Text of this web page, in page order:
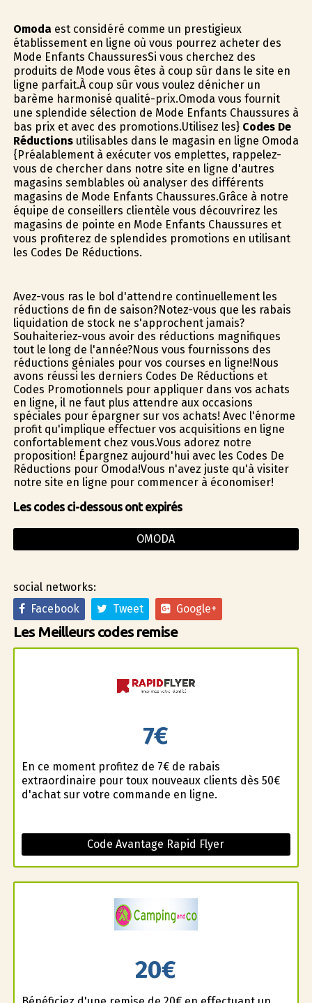
Omoda est considéré comme un prestigieux
établissement en ligne où vous pourrez acheter des
Mode Enfants ChaussuresSi vous cherchez des
produits de Mode vous êtes à coup sûr dans le site en
ligne parfait.À coup sûr vous voulez dénicher un
barème harmonisé qualité-prix.Omoda vous fournit
une splendide sélection de Mode Enfants Chaussures à
bas prix et avec des promotions.Utilisez les} Codes De
Réductionsutilisables dans le magasin en ligne Omoda
{Préalablement à exécuter vos emplettes, rappelez-
vous de chercher dans notre site en ligne d'autres
magasins semblables où analyser des différents
magasins de Mode Enfants Chaussures.Grâce à notre
équipe de conseillers clientèle vous découvrirez les
magasins de pointe en Mode Enfants Chaussures et
vous profiterez de splendides promotions en utilisant
les Codes De Réductions.
Avez-vous ras le bol d'attendre continuellement les
réductions de fin de saison?Notez-vous que les rabais
liquidation de stock ne s'approchent jamais?
Souhaiteriez-vous avoir des réductions magnifiques
tout le long de l'année?Nous vous fournissons des
réductions géniales pour vos courses en ligne!Nous
avons réussi les derniers Codes De Réductions et
Codes Promotionnels pour appliquer dans vos achats
en ligne, il ne faut plus attendre aux occasions
spéciales pour épargner sur vos achats! Avec l'énorme
profit qu'implique effectuer vos acquisitions en ligne
confortablement chez vous.Vous adorez notre
proposition! Épargnez aujourd'hui avec les Codes De
Réductions pour Omoda!Vous n'avez juste qu'à visiter
notre site en ligne pour commencer à économiser!
Les codes ci-dessous ont expirés
OMODA
social networks:
Facebook
Tweet Google+
Les Meilleurs codes remise
7€
En ce moment profitez de 7€ de rabais
extraordinaire pour toux nouveaux clients dès 50€
d'achat sur votre commande en ligne.
Code Avantage Rapid Flyer
20€